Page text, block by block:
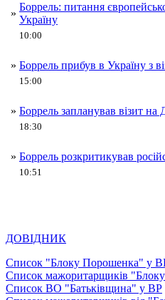
»
Боррель: питання
Україну
10:00
» Боррель прибув в Україну з
15:00
» Боррель запланував візит на
18:30
» Боррель розкритикував
10:51
ДОВІДНИК
Список "Блоку Порошенка" у
Список мажоритарщиків
Список ВО "Батьківщина" у ВР